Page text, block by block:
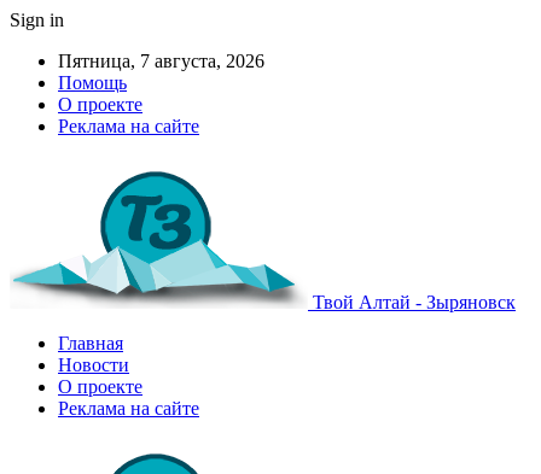
Sign in
Пятница, 7 августа, 2026
Помощь
О проекте
Реклама на сайте
Твой Алтай - Зыряновск
Главная
Новости
О проекте
Реклама на сайте